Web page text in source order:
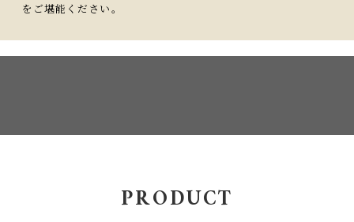
をご堪能ください。
PRODUCT